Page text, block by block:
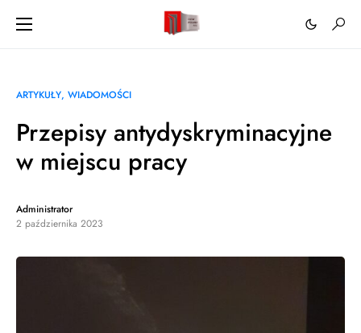
ARTYKUŁY WIADOMOŚCI
Przepisy antydyskryminacyjne
w miejscu pracy
Administrator
2 października 2023